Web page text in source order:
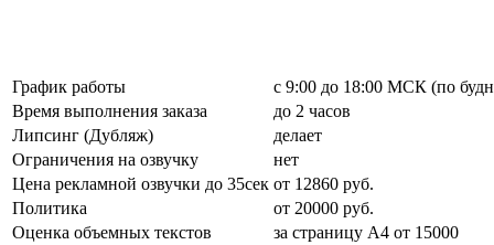
График работы
с 9:00 до 18:00 МСК (по
Время выполнения заказа
до 2 часов
Липсинг (Дубляж)
делает
Ограничения на озвучку
нет
Цена рекламной озвучки до 35сек от 12860 руб.
Политика
от 20000 руб.
Оценка объемных текстов
за страницу А4 от 15000